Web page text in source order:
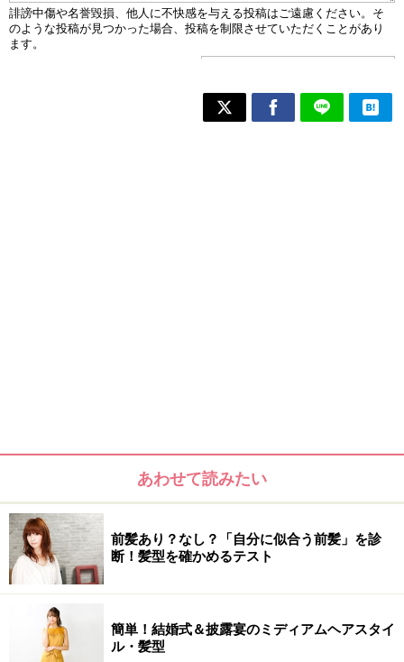
あわせて読みたい
前髪あり？なし？「自分に似合う前髪」を診
断！髪型を確かめるテスト
簡単！結婚式＆披露宴のミディアムヘアスタイ
ル・髪型